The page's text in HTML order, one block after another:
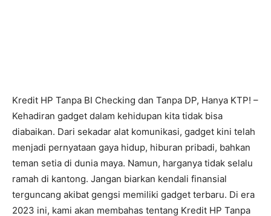
Kredit HP Tanpa BI Checking dan Tanpa DP, Hanya KTP! –
Kehadiran gadget dalam kehidupan kita tidak bisa
diabaikan. Dari sekadar alat komunikasi, gadget kini telah
menjadi pernyataan gaya hidup, hiburan pribadi, bahkan
teman setia di dunia maya. Namun, harganya tidak selalu
ramah di kantong. Jangan biarkan kendali finansial
terguncang akibat gengsi memiliki gadget terbaru. Di era
2023 ini, kami akan membahas tentang Kredit HP Tanpa